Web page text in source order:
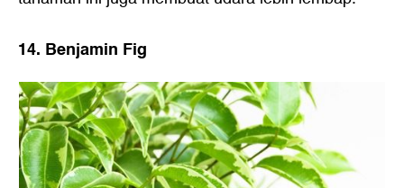
14. Benjamin Fig